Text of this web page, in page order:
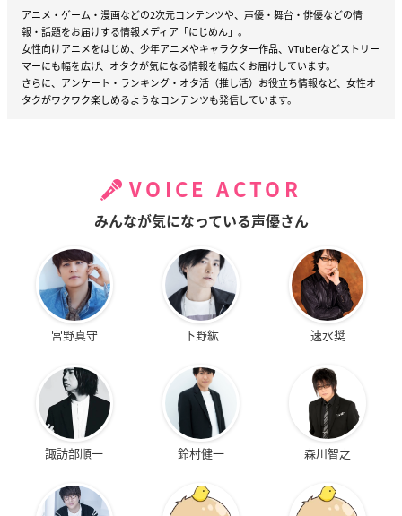
アニメ・ゲーム・漫画などの2次元コンテンツや、声優・舞台・俳優などの情
報・話題をお届けする情報メディア「にじめん」。
女性向けアニメをはじめ、少年アニメやキャラクター作品、VTuberなどストリー
マーにも幅を広げ、オタクが気になる情報を幅広くお届けしています。
さらに、アンケート・ランキング・オタ活（推し活）お役立ち情報など、女性オ
タクがワクワク楽しめるようなコンテンツも発信しています。
VOICE ACTOR
みんなが気になっている声優さん
宮野真守 下野紘 速水奨
諏訪部順一 鈴村健一 森川智之